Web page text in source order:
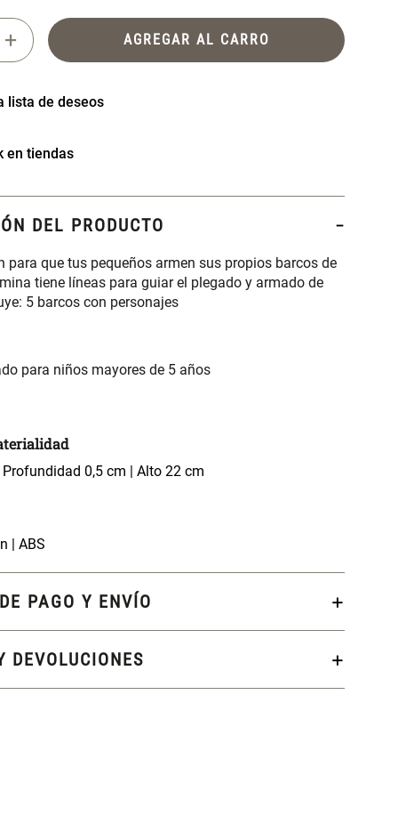
+ AGREGAR AL CARRO
en tiendas
DEL PRODUCTO
para que tus pequeños armen sus propios barcos de
tiene líneas para guiar el plegado y armado de
5 barcos con personajes
para niños mayores de 5 años
0,5 cm | Alto 22 cm
| ABS
PAGO Y ENVÍO
DEVOLUCIONES